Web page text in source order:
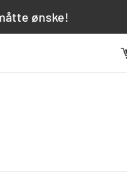
ønske!